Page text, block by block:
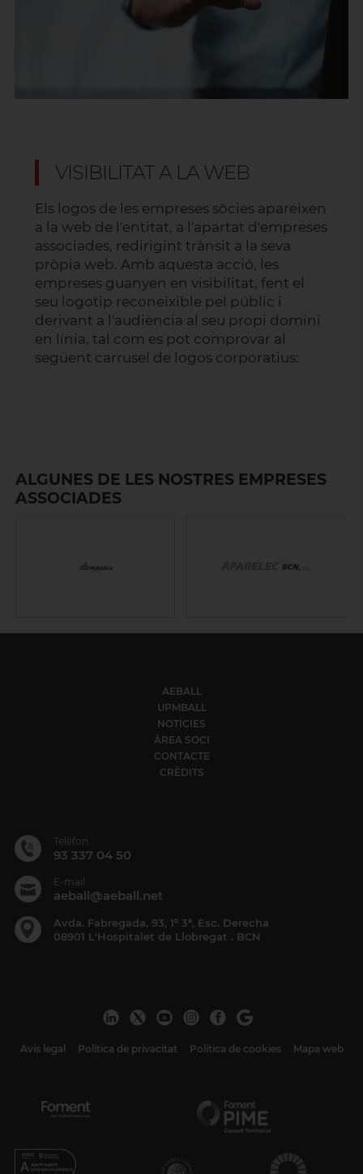
VISIBILITAT A LA WEB
Els logos de les empreses sòcies apareixen
a la web de l'entitat, a l'apartat d'empreses
associades, redirigint trànsit a la seva
pròpia web. Amb aquesta acció, les
empreses guanyen en visibilitat, fent el
seu logotip reconeixible pel públic i
derivant a l'audiència al seu propi domini
en línia, tal com es pot comprovar al
següent carrusel de logos corporatius:
ALGUNES DE LES NOSTRES EMPRESES
ASSOCIADES
AEBALL
UPMBALL
NOTÍCIES
ÀREA SOCI
CONTACTE
CRÈDITS
Telèfon
93 337 04 50
E-mail
aeball@aeball.net
Avda. Fabregada, 93, 1º 3ª, Esc. Derecha
08901 L'Hospitalet de Llobregat . BCN
Avís legal Política de privacitat Política de cookies Mapa web